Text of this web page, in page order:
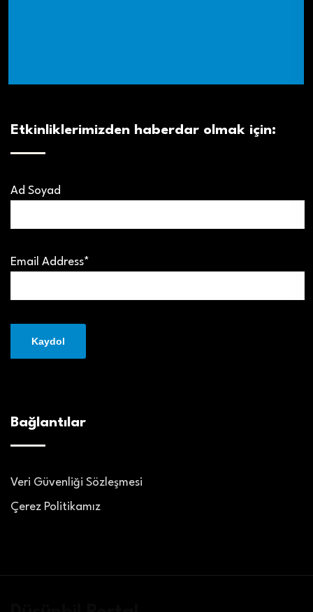
Etkinliklerimizden haberdar olmak için:
Ad Soyad
Email Address*
Bağlantılar
Veri Güvenliği Sözleşmesi
Çerez Politikamız